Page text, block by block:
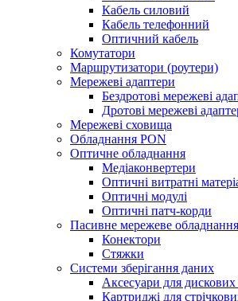
Кабель силовий
Кабель телефонний
Оптичний кабель
Комутатори
Маршрутизатори (роутери)
Мережеві адаптери
Бездротові мережеві
Дротові мережеві
Мережеві сховища
Обладнання PON
Оптичне обладнання
Медіаконвертери
Оптичні витратні
Оптичні модулі
Оптичні патч-корди
Пасивне мережеве обладнання
Конектори
Стяжки
Системи зберігання даних
Аксесуари для
Картриджі для